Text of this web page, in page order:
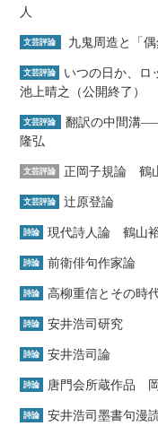
人
文芸評論 九鬼周造と「
文芸評論
いつの日か、
池上晴之（公開終了）
文芸評論
翻訳の中間溝
隆弘
文芸評論 正岡子規論 鶴
文芸評論 辻原登論
詩論 現代詩人論 鶴山
詩論 前衛俳句作家論
詩論 高柳重信とその時
詩論 安井浩司研究
詩論 安井浩司論
詩論 唐門会所蔵作品
詩論 安井浩司墨書句漫